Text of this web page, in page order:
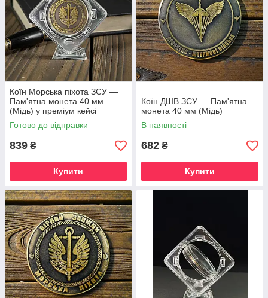
Коїн Морська піхота ЗСУ —
Пам'ятна монета 40 мм
(Мідь) у преміум кейсі
Готово до відправки
839 ₴
Купити
Коїн ДШВ ЗСУ — Пам'ятна
монета 40 мм (Мідь)
В наявності
682 ₴
Купити